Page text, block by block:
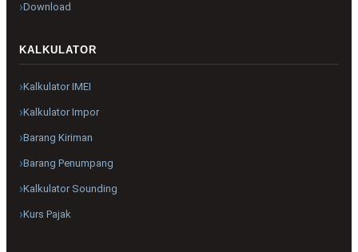
Download
KALKULATOR
Kalkulator IMEI
Kalkulator Impor
Barang Kiriman
Barang Penumpang
Kalkulator Sounding
Kurs Pajak